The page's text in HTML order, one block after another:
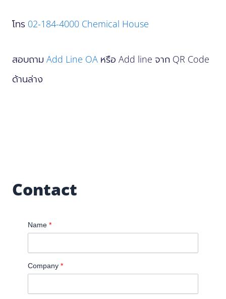
โทร 02-184-4000 Chemical House
สอบถาม Add Line OA หรือ Add line จาก QR Code
ด้านล่าง
Contact
Name *
Company *